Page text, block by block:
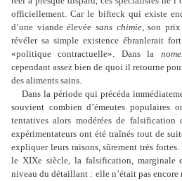
officiellement. Car le bifteck qui existe
d’une viande élevée sans chimie, son prix
révéler sa simple existence ébranlerait
«politique contractuelle». Dans la
cependant assez bien de quoi il retourne
des aliments sains.
Dans la période qui précéda
souvient combien d’émeutes populaires
tentatives alors modérées de
expérimentateurs ont été traînés tout de
expliquer leurs raisons, sûrement très
le XIXe siècle, la falsification, marginale
niveau du détaillant : elle n’était pas encore